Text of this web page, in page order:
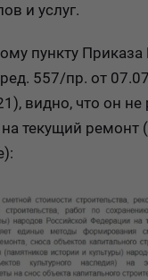
и услуг.
пункту
557/пр. от
видно, что он не
на текущий ремонт